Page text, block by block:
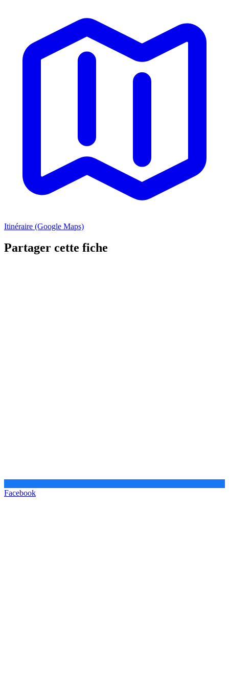
Itinéraire (Google Maps)
Partager cette fiche
Facebook